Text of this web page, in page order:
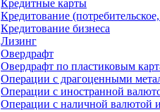
Кредитные карты
Кредитование
Кредитование бизнеса
Лизинг
Овердрафт
Овердрафт по пластиковым
Операции с драгоценными
Операции с иностранной
Операции с наличной валютой